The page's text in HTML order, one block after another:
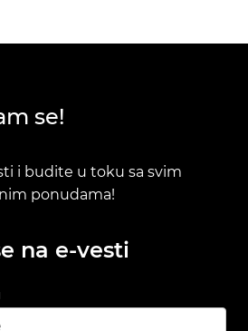
se!
i budite u toku sa svim
ponudama!
na e-vesti